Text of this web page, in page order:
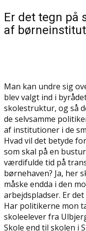
Er det tegn på
af
Man kan undre sig
blev valgt ind i
skolestruktur, og så
de selvsamme
af institutioner i de
Hvad vil det betyde
som skal på en
værdifulde tid på
børnehaven? Ja, her
måske endda i den
arbejdspladser. Er
Har politikerne mon
skoleelever fra
Skole end til skolen i